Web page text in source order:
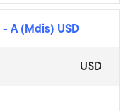
- A (Mdis) USD
USD